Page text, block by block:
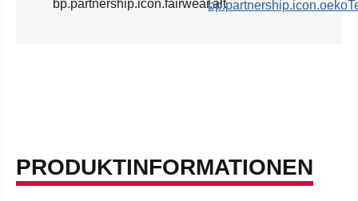
PRODUKTINFORMATIONEN